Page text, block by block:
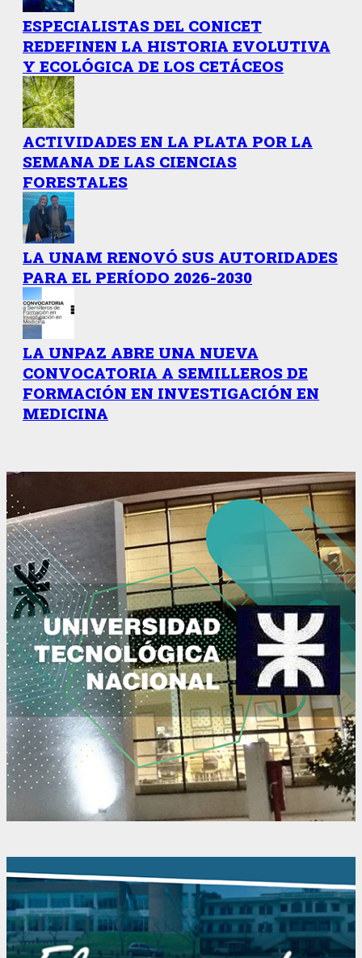
ESPECIALISTAS DEL CONICET
REDEFINEN LA HISTORIA EVOLUTIVA
Y ECOLÓGICA DE LOS CETÁCEOS
ACTIVIDADES EN LA PLATA POR LA
SEMANA DE LAS CIENCIAS
FORESTALES
LA UNAM RENOVÓ SUS AUTORIDADES
PARA EL PERÍODO 2026-2030
LA UNPAZ ABRE UNA NUEVA
CONVOCATORIA A SEMILLEROS DE
FORMACIÓN EN INVESTIGACIÓN EN
MEDICINA